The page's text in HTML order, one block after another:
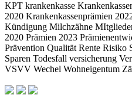
KPT krankenkasse
2020 Krankenkassenprämien
Kündigung Milchzähne
2020 Prämien 2023
Prävention Qualität Rente Risiko
Sparen Todesfall versicherung
VSVV Wechel Wohneigentum